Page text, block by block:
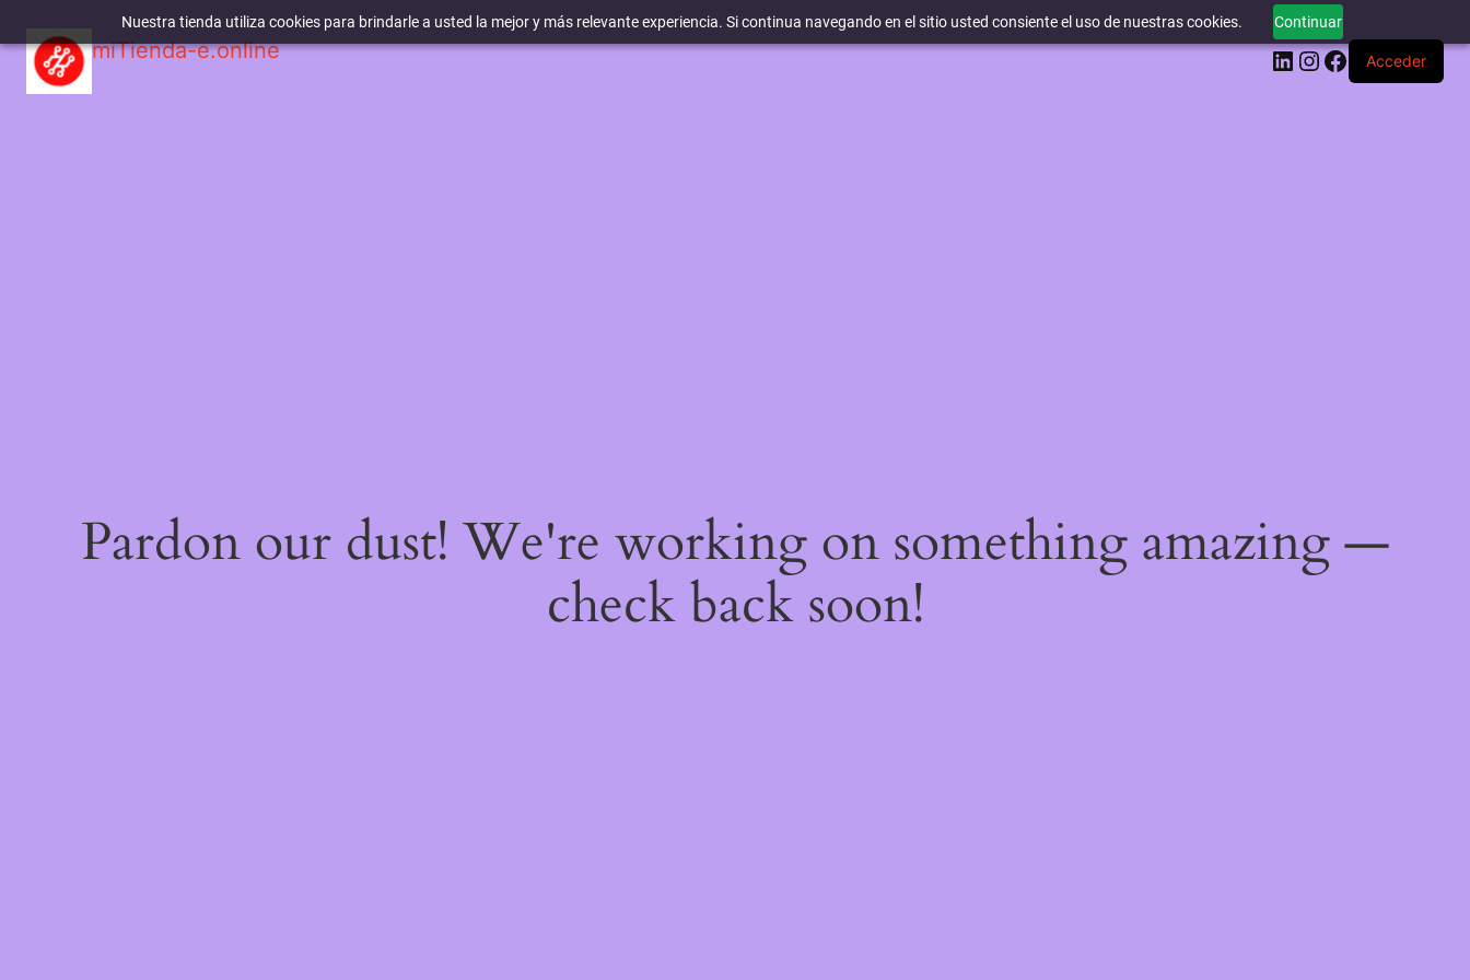
Nuestra tienda utiliza cookies para brindarle a usted la mejor y más relevante experiencia. Si continua navegando en el sitio usted consiente el uso de nuestras cookies. Continuar
miTienda-e.online LinkedIn
Instagram
Facebook
Acceder
Pardon our dust! We're working on something amazing —
check back soon!